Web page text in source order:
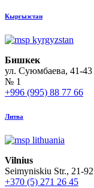
Кыргызстан
Бишкек
ул. Суюмбаева, 41-43
№ 1
+996 (995) 88 77 66
Литва
Vilnius
Seimyniskiu Str., 21-92
+370 (5) 271 26 45